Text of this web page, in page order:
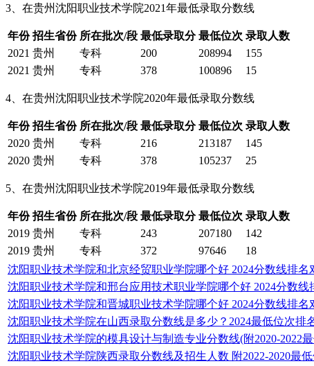
3、在贵州沈阳职业技术学院2021年最低录取分数线
年份 招生省份 所在批次/段 最低录取分 最低位次 录取人数
2021 贵州 专科 200 208994
155
2021 贵州 专科 378 100896 15
4、在贵州沈阳职业技术学院2020年最低录取分数线
年份 招生省份 所在批次/段 最低录取分 最低位次 录取人数
2020 贵州 专科 216 213187
145
2020 贵州 专科 378 105237 25
5、在贵州沈阳职业技术学院2019年最低录取分数线
年份 招生省份 所在批次/段 最低录取分 最低位次 录取人数
2019 贵州 专科 243 207180
142
2019 贵州 专科 372 97646
18
沈阳职业技术学院和北京经贸职业学院哪个好 2024分数线排名
沈阳职业技术学院和邢台应用技术职业学院哪个好 2024分数线
沈阳职业技术学院和晋城职业技术学院哪个好 2024分数线排名
沈阳职业技术学院在山西录取分数线是多少？2024最低位次排
沈阳职业技术学院的模具设计与制造专业分数线(附2020-2022
沈阳职业技术学院陕西录取分数线及招生人数 附2022-2020最